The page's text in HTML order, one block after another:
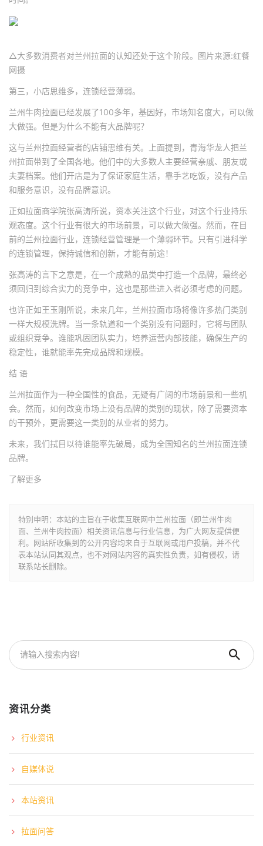
△大多数消费者对兰州拉面的认知还处于这个阶段。图片来源:红餐
网摄
第三，小店思维多，连锁经营薄弱。
兰州牛肉拉面已经发展了100多年，基因好，市场知名度大，可以做
大做强。但是为什么不能有大品牌呢？
这与兰州拉面经营者的店铺思维有关。上面提到，青海华龙人把兰
州拉面带到了全国各地。他们中的大多数人主要经营亲戚、朋友或
夫妻档案。他们开店是为了保证家庭生活，靠手艺吃饭，没有产品
和服务意识，没有品牌意识。
正如拉面商学院张高涛所说，资本关注这个行业，对这个行业持乐
观态度。这个行业有很大的市场前景，可以做大做强。然而，在目
前的兰州拉面行业，连锁经营管理是一个薄弱环节。只有引进科学
的连锁管理，保持诚信和创新，才能有前途！
张高涛的言下之意是，在一个成熟的品类中打造一个品牌，最终必
须回归到综合实力的竞争中，这也是那些进入者必须考虑的问题。
也许正如王玉刚所说，未来几年，兰州拉面市场将像许多热门类别
一样大规模洗牌。当一条轨道和一个类别没有问题时，它将与团队
或组织竞争。谁能巩固团队实力，培养运营内部技能，确保生产的
稳定性，谁就能率先完成品牌和规模。
结 语
兰州拉面作为一种全国性的食品，无疑有广阔的市场前景和一些机
会。然而，如何改变市场上没有品牌的类别的现状，除了需要资本
的干预外，更需要这一类别的从业者的努力。
未来，我们拭目以待谁能率先破局，成为全国知名的兰州拉面连锁
品牌。
了解更多
特别申明：本站的主旨在于收集互联网中兰州拉面（即兰州牛肉
面、兰州牛肉拉面）相关资讯信息与行业信息，为广大网友提供便
利。网站所收集到的公开内容均来自于互联网或用户投稿，并不代
表本站认同其观点，也不对网站内容的真实性负责，如有侵权，请
联系站长删除。
资讯分类
行业资讯
自媒体说
本站资讯
拉面问答